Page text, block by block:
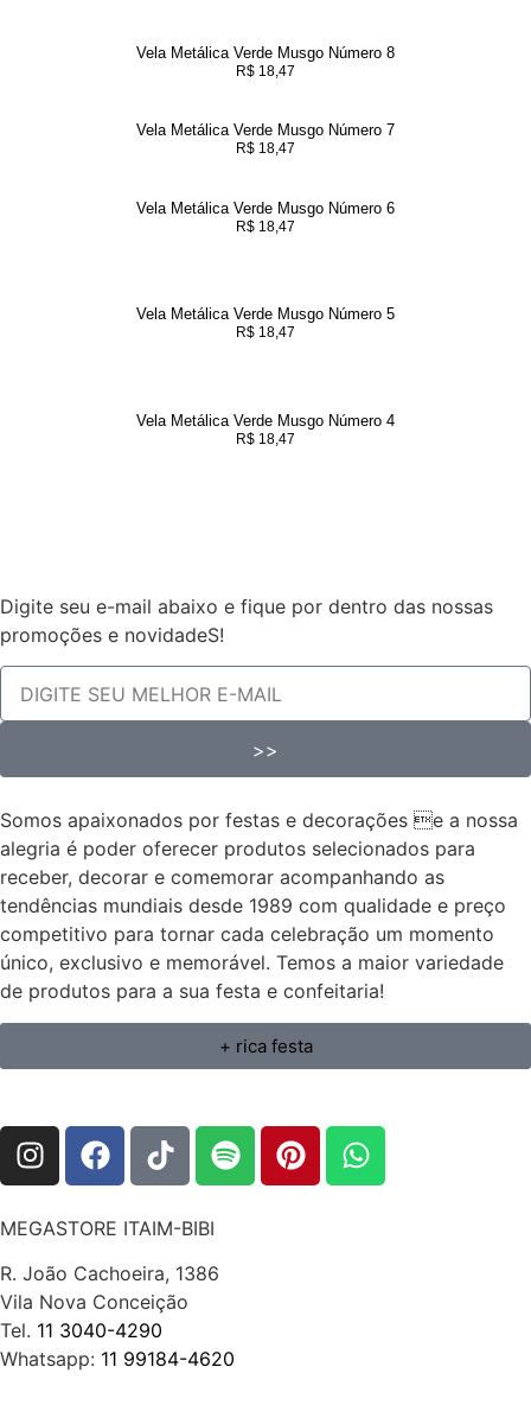
Vela Metálica Verde Musgo Número 8
R$ 18,47
Vela Metálica Verde Musgo Número 7
R$ 18,47
Vela Metálica Verde Musgo Número 6
R$ 18,47
Vela Metálica Verde Musgo Número 5
R$ 18,47
Vela Metálica Verde Musgo Número 4
R$ 18,47
Digite seu e-mail abaixo e fique por dentro das nossas
promoções e novidadeS!
>>
Somos apaixonados por festas e decorações e a nossa
alegria é poder oferecer produtos selecionados para
receber, decorar e comemorar acompanhando as
tendências mundiais desde 1989 com qualidade e preço
competitivo para tornar cada celebração um momento
único, exclusivo e memorável. Temos a maior variedade
de produtos para a sua festa e confeitaria!
+ rica festa
MEGASTORE ITAIM-BIBI
R. João Cachoeira, 1386
Vila Nova Conceição
Tel. 11 3040-4290
Whatsapp: 11 99184-4620